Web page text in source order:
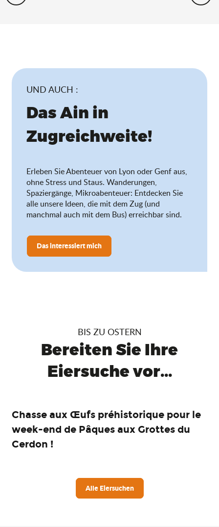
UND AUCH :
Das Ain in
Zugreichweite!
Erleben Sie Abenteuer von Lyon oder Genf aus,
ohne Stress und Staus. Wanderungen,
Spaziergänge, Mikroabenteuer: Entdecken Sie
alle unsere Ideen, die mit dem Zug (und
manchmal auch mit dem Bus) erreichbar sind.
Das interessiert mich
BIS ZU OSTERN
Bereiten Sie Ihre
Eiersuche vor...
Chasse aux Œufs préhistorique pour le
week-end de Pâques aux Grottes du
Cerdon !
Alle Eiersuchen